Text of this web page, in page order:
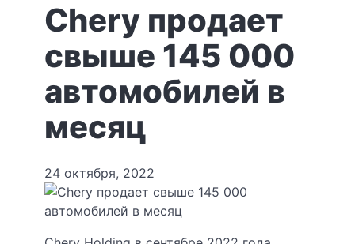
Chery продает
свыше 145 000
автомобилей в
месяц
24 октября, 2022